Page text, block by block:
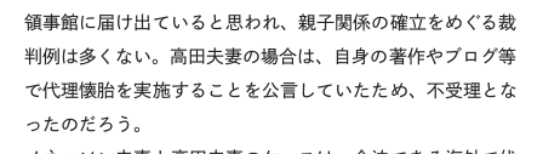
領事館に届け出ていると思われ、親子関係の確立をめぐる裁
判例は多くない。高田夫妻の場合は、自身の著作やブログ等
で代理懐胎を実施することを公言していたため、不受理とな
ったのだろう。